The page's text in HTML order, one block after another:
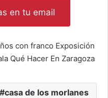
en tu email
casa de los morlanes